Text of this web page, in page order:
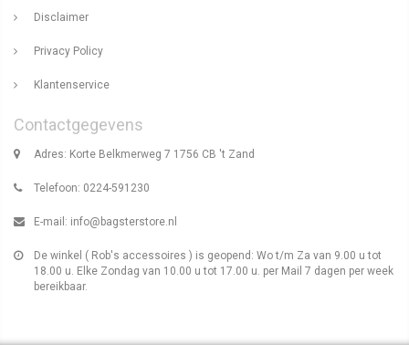
Disclaimer
Privacy Policy
Klantenservice
Contactgegevens
Adres: Korte Belkmerweg 7 1756 CB 't Zand
Telefoon: 0224-591230
E-mail: info@bagsterstore.nl
De winkel ( Rob's accessoires ) is geopend: Wo t/m Za van 9.00 u tot
18.00 u. Elke Zondag van 10.00 u tot 17.00 u. per Mail 7 dagen per week
bereikbaar.